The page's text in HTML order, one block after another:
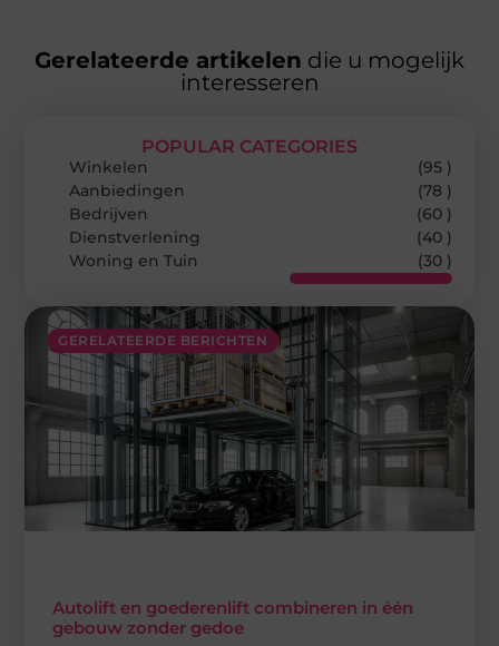
Gerelateerde artikelen die u mogelijk
interesseren
GERELATEERDE BERICHTEN
Autolift en goederenlift combineren in één
gebouw zonder gedoe
POPULAR CATEGORIES
Winkelen
(95 )
Aanbiedingen
(78 )
Bedrijven
(60 )
Dienstverlening
(40 )
Woning en Tuin
(30 )